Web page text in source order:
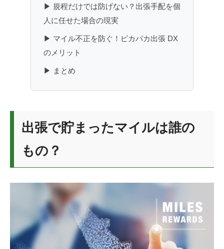
▶ 規程だけでは防げない？出張手配を個
人に任せた場合の現実
▶ マイル不正を防ぐ！ピカパカ出張 DX
のメリット
▶ まとめ
出張で貯まったマイルは誰の
もの？